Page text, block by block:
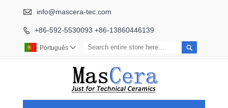
 info@mascera-tec.com
 +86-592-5530093 +86-13860446139

Português 